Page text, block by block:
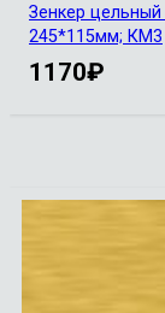
Зенкер
245*115мм; КМ3
1170₽